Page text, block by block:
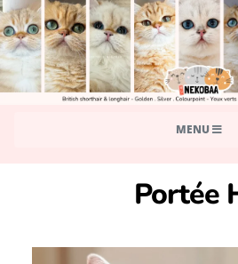
MENU
Portée